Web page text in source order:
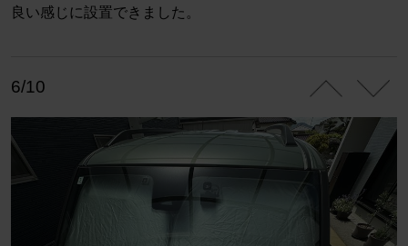
良い感じに設置できました。
6/10